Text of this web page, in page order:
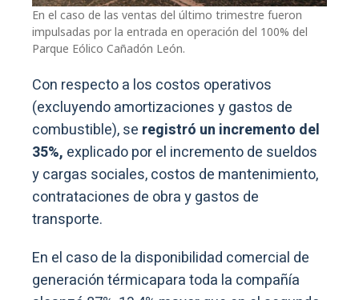
En el caso de las ventas del último trimestre fueron
impulsadas por la entrada en operación del 100% del
Parque Eólico Cañadón León.
Con respecto a los costos operativos
(excluyendo amortizaciones y gastos de
combustible), se registró un incremento del
35%, explicado por el incremento de sueldos
y cargas sociales, costos de mantenimiento,
contrataciones de obra y gastos de
transporte.
En el caso de la disponibilidad comercial de
generación térmicapara toda la compañía